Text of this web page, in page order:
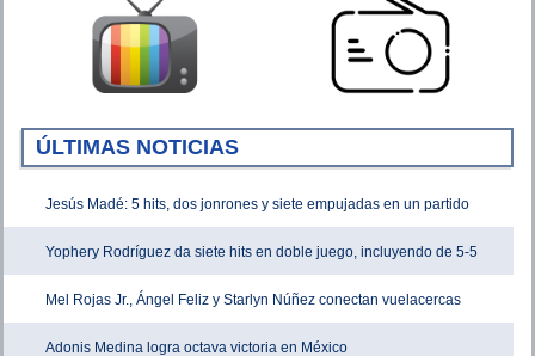
ÚLTIMAS NOTICIAS
Jesús Madé: 5 hits, dos jonrones y siete empujadas en un partido
Yophery Rodríguez da siete hits en doble juego, incluyendo de 5-5
Mel Rojas Jr., Ángel Feliz y Starlyn Núñez conectan vuelacercas
Adonis Medina logra octava victoria en México